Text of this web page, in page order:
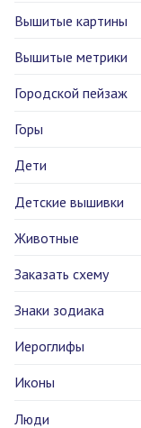
Вышитые картины
Вышитые метрики
Городской пейзаж
Горы
Дети
Детские вышивки
Животные
Заказать схему
Знаки зодиака
Иероглифы
Иконы
Люди